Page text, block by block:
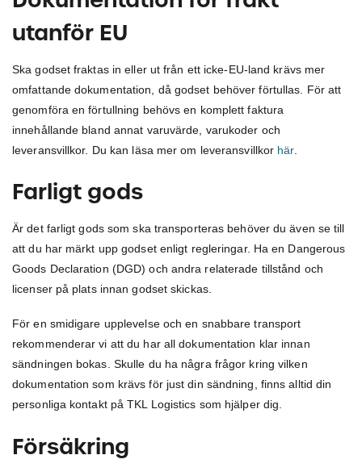
utanför EU
Ska godset fraktas in eller ut från ett icke-EU-land krävs mer
omfattande dokumentation, då godset behöver förtullas. För att
genomföra en förtullning behövs en komplett faktura
innehållande bland annat varuvärde, varukoder och
leveransvillkor. Du kan läsa mer om leveransvillkor här.
Farligt gods
Är det farligt gods som ska transporteras behöver du även se till
att du har märkt upp godset enligt regleringar. Ha en Dangerous
Goods Declaration (DGD) och andra relaterade tillstånd och
licenser på plats innan godset skickas.
För en smidigare upplevelse och en snabbare transport
rekommenderar vi att du har all dokumentation klar innan
sändningen bokas. Skulle du ha några frågor kring vilken
dokumentation som krävs för just din sändning, finns alltid din
personliga kontakt på TKL Logistics som hjälper dig.
Försäkring